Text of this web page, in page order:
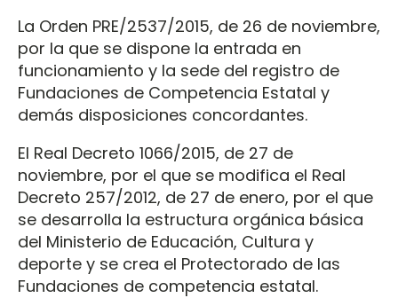
La Orden PRE/2537/2015, de 26 de noviembre,
por la que se dispone la entrada en
funcionamiento y la sede del registro de
Fundaciones de Competencia Estatal y
demás disposiciones concordantes.
El Real Decreto 1066/2015, de 27 de
noviembre, por el que se modifica el Real
Decreto 257/2012, de 27 de enero, por el que
se desarrolla la estructura orgánica básica
del Ministerio de Educación, Cultura y
deporte y se crea el Protectorado de las
Fundaciones de competencia estatal.